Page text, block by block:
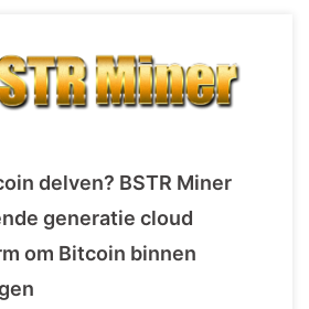
delven? BSTR Miner
generatie cloud
om Bitcoin binnen